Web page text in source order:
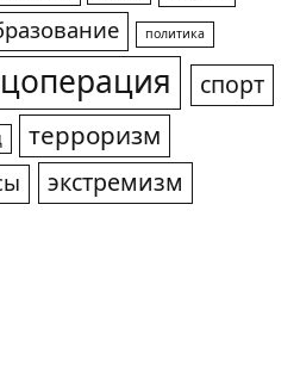
политика
спорт
терроризм
экстремизм